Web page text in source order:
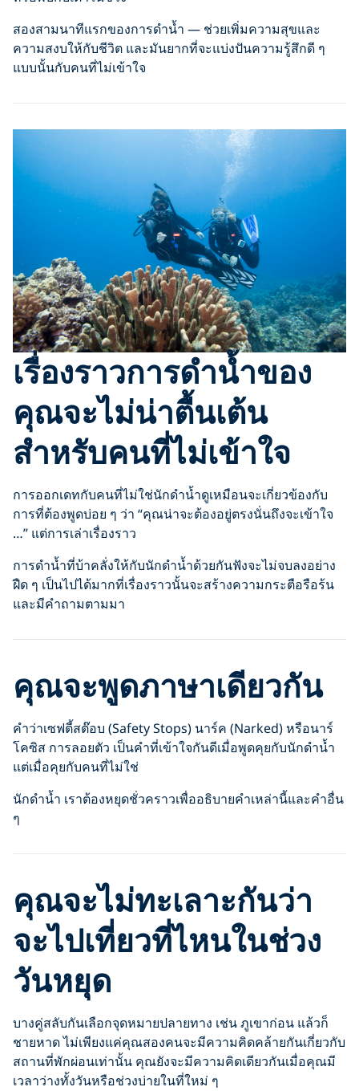
สองสามนาทีแรกของการดำน้ำ — ช่วยเพิ่มความสุขและ
ความสงบให้กับชีวิต และมันยากที่จะแบ่งปันความรู้สึกดี ๆ
แบบนั้นกับคนที่ไม่เข้าใจ
เรื่องราวการดำน้ำของ
คุณจะไม่น่าตื้นเต้น
สำหรับคนที่ไม่เข้าใจ
การออกเดทกับคนที่ไม่ใช่นักดำน้ำดูเหมือนจะเกี่ยวข้องกับ
การที่ต้องพูดบ่อย ๆ ว่า “คุณน่าจะต้องอยู่ตรงนั่นถึงจะเข้าใจ
…” แต่การเล่าเรื่องราว
การดำน้ำที่บ้าคลั่งให้กับนักดำน้ำด้วยกันฟังจะไม่จบลงอย่าง
ฝืด ๆ เป็นไปได้มากที่เรื่องราวนั้นจะสร้างความกระตือรือร้น
และมีคำถามตามมา
คุณจะพูดภาษาเดียวกัน
คำว่าเซฟตี้สต๊อบ (Safety Stops) นาร์ค (Narked) หรือนาร์
โคซิส การลอยตัว เป็นคำที่เข้าใจกันดีเมื่อพูดคุยกับนักดำน้ำ
แต่เมื่อคุยกับคนที่ไม่ใช่
นักดำน้ำ เราต้องหยุดชั่วคราวเพื่ออธิบายคำเหล่านี้และคำอื่น
ๆ
คุณจะไม่ทะเลาะกันว่า
จะไปเที่ยวที่ไหนในช่วง
วันหยุด
บางคู่สลับกันเลือกจุดหมายปลายทาง เช่น ภูเขาก่อน แล้วก็
ชายหาด ไม่เพียงแค่คุณสองคนจะมีความคิดคล้ายกันเกี่ยวกับ
สถานที่พักผ่อนเท่านั้น คุณยังจะมีความคิดเดียวกันเมื่อคุณมี
เวลาว่างทั้งวันหรือช่วงบ่ายในที่ใหม่ ๆ